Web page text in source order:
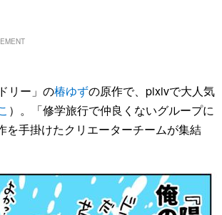
リー」の椿ゆずの原作で、pixivで大人気
）。「修学旅行で仲良くないグループに
を手掛けたクリエーターチームが集結